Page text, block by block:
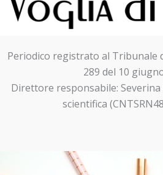
Periodico registrato al Tribunale
289 del 10
Direttore responsabile:
scientifica